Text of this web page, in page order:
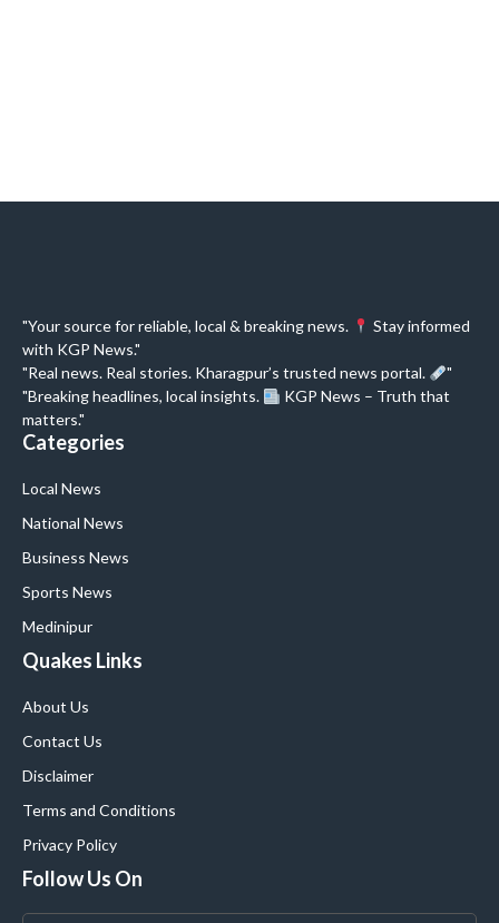
"Your source for reliable, local & breaking news.
Stay informed
with KGP News."
"Real news. Real stories. Kharagpur’s trusted news portal.
"
"Breaking headlines, local insights.
KGP News – Truth that
matters."
Categories
Local News
National News
Business News
Sports News
Medinipur
Quakes Links
About Us
Contact Us
Disclaimer
Terms and Conditions
Privacy Policy
Follow Us On